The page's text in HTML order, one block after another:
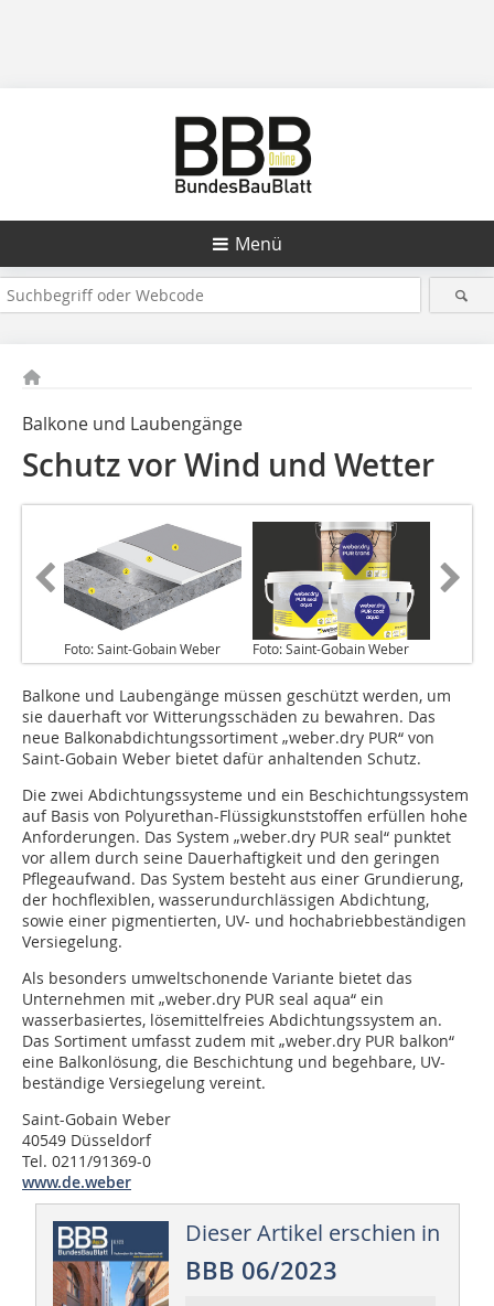
Menü
Balkone und Laubengänge
Schutz vor Wind und Wetter
Foto: Saint-Gobain Weber Foto: Saint-Gobain Weber
Balkone und Laubengänge müssen geschützt werden, um
sie dauerhaft vor Witterungsschäden zu bewahren. Das
neue Balkonabdichtungssortiment „weber.dry PUR“ von
Saint-Gobain Weber bietet dafür anhaltenden Schutz.
Die zwei Abdichtungssysteme und ein Beschichtungssystem
auf Basis von Polyurethan-Flüssigkunststoffen erfüllen hohe
Anforderungen. Das System „weber.dry PUR seal“ punktet
vor allem durch seine Dauerhaftigkeit und den geringen
Pflegeaufwand. Das System besteht aus einer Grundierung,
der hochflexiblen, wasserundurchlässigen Abdichtung,
sowie einer pigmentierten, UV- und hochabriebbeständigen
Versiegelung.
Als besonders umweltschonende Variante bietet das
Unternehmen mit „weber.dry PUR seal aqua“ ein
wasserbasiertes, lösemittelfreies Abdichtungssystem an.
Das Sortiment umfasst zudem mit „weber.dry PUR balkon“
eine Balkonlösung, die Beschichtung und begehbare, UV-
beständige Versiegelung vereint.
Saint-Gobain Weber
40549 Düsseldorf
Tel. 0211/91369-0
www.de.weber
Dieser Artikel erschien in
BBB 06/2023